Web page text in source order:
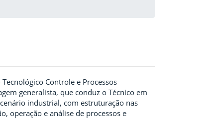
Controle e Processos
generalista, que conduz o Técnico em
industrial, com estruturação nas
operação e análise de processos e